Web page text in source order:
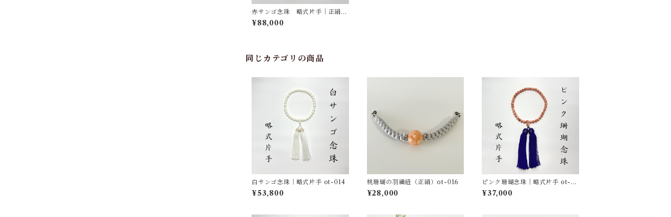
赤サンゴ念珠 略式片手｜正絹房
紫 ot-004
¥88,000
同じカテゴリの商品
白サンゴ念珠｜略式片手 ot-014
¥53,800
桃珊瑚の羽織紐（正絹）ot-016
¥28,000
ピンク珊瑚念珠｜略式片手 ot-01
3
¥37,000